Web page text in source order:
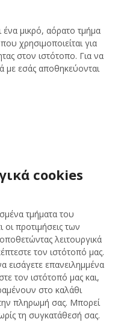
μικρό, αόρατο τμήμα
χρησιμοποιείται για
στον ιστότοπο. Για να
με εσάς αποθηκεύονται
cookies
τμήματα του
προτιμήσεις των
λειτουργικά
τον ιστότοπό μας.
εισάγετε επανειλημμένα
τον ιστότοπό μας και,
στο καλάθι
πληρωμή σας. Μπορεί
τη συγκατάθεσή σας.